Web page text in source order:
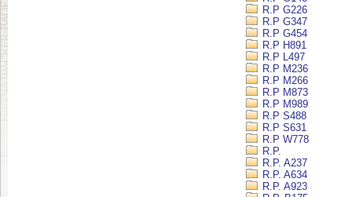
R.P G226
R.P G347
R.P G454
R.P H891
R.P L497
R.P M236
R.P M266
R.P M873
R.P M989
R.P S488
R.P S631
R.P W778
R.P.
R.P. A237
R.P. A634
R.P. A923